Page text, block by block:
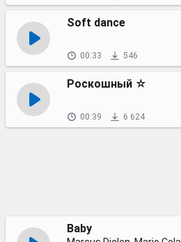
Soft dance
00:33 546
Роскошный ☆
00:39 6 624
Baby